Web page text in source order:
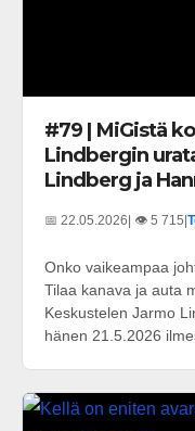
#79 | MiGistä
Lindbergin
Lindberg ja
📅 22.05.2026 | 👁️ 5 715
Onko vaikeampaa
Tilaa kanava ja auta
Keskustelen Jarmo
hänen 21.5.2026